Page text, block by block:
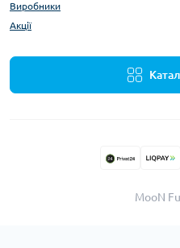
Виробники
Акції
MooN